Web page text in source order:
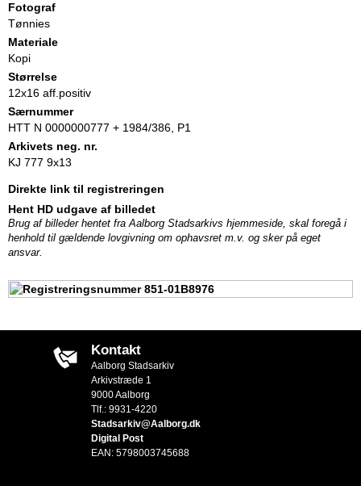
Fotograf
Tønnies
Materiale
Kopi
Størrelse
12x16 aff.positiv
Særnummer
HTT N 0000000777 + 1984/386, P1
Arkivets neg. nr.
KJ 777 9x13
Direkte link til registreringen
Hent HD udgave af billedet
Brug af billeder hentet fra Aalborg Stadsarkivs hjemmeside, skal foregå i
henhold til gældende lovgivning om ophavsret m.v. og sker på eget
ansvar.
Kontakt
Aalborg Stadsarkiv
Arkivstræde 1
9000 Aalborg
Tlf.: 9931-4220
Stadsarkiv@Aalborg.dk
Digital Post
EAN: 5798003745688